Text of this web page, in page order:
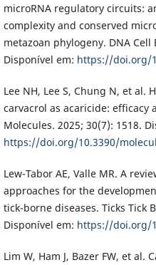
microRNA regulatory circuits:
complexity and conserved
metazoan phylogeny. DNA Cell
Disponível em: https://doi.org/
Lee NH, Lee S, Chung N, et al.
carvacrol as acaricide: efficacy
Molecules. 2025; 30(7): 1518.
https://doi.org/10.3390/
Lew-Tabor AE, Valle MR. A
approaches for the
tick-borne diseases. Ticks Tick
Disponível em: https://doi.org/
Lim W, Ham J, Bazer FW, et